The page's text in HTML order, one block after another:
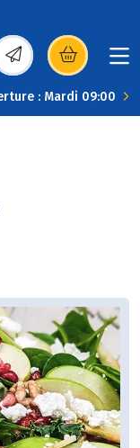
dans une
: Mardi 09:00